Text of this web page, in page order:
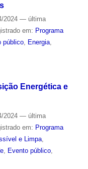
2024 — última
em: Programa
público, Energia,
Energética e
2024 — última
em: Programa
e Limpa,
, Evento público,